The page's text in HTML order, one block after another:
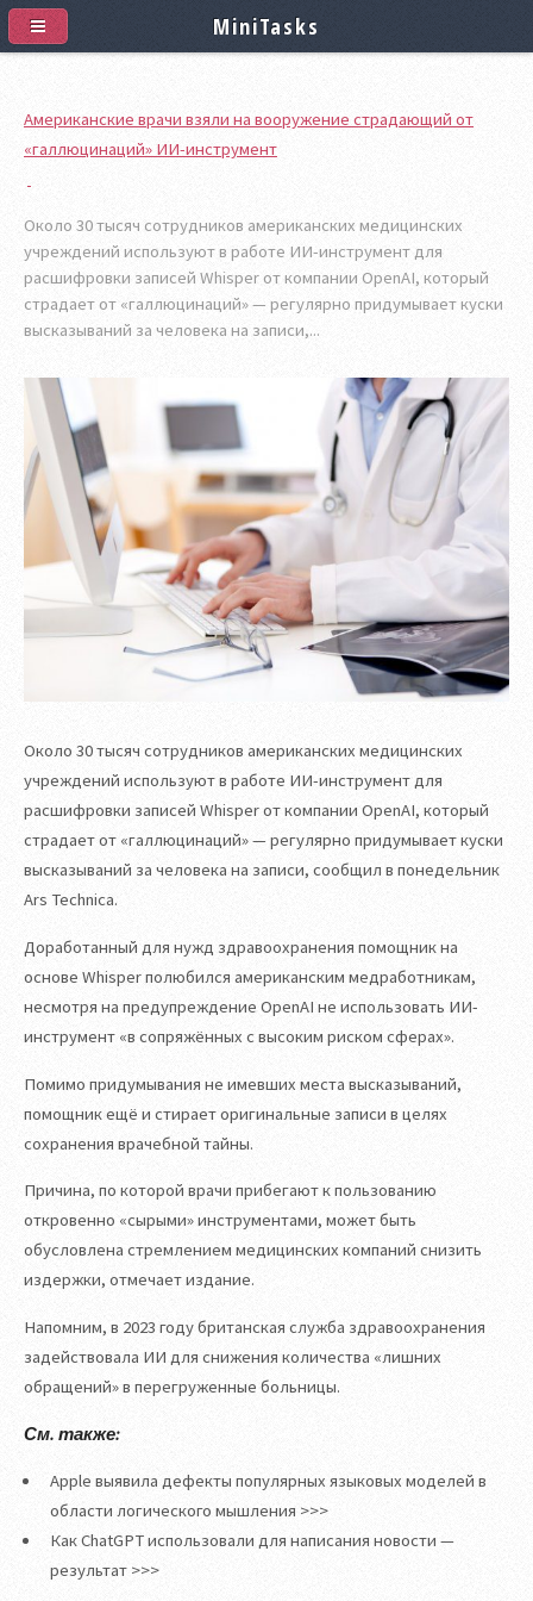
Американские врачи взяли на вооружение страдающий от
«галлюцинаций» ИИ-инструмент
Около 30 тысяч сотрудников американских медицинских
учреждений используют в работе ИИ-инструмент для
расшифровки записей Whisper от компании OpenAI, который
страдает от «галлюцинаций» — регулярно придумывает куски
высказываний за человека на записи,...
Около 30 тысяч сотрудников американских медицинских
учреждений используют в работе ИИ-инструмент для
расшифровки записей Whisper от компании OpenAI, который
страдает от «галлюцинаций» — регулярно придумывает куски
высказываний за человека на записи, сообщил в понедельник
Ars Technica.
Доработанный для нужд здравоохранения помощник на
основе Whisper полюбился американским медработникам,
несмотря на предупреждение OpenAI не использовать ИИ-
инструмент «в сопряжённых с высоким риском сферах».
Помимо придумывания не имевших места высказываний,
помощник ещё и стирает оригинальные записи в целях
сохранения врачебной тайны.
Причина, по которой врачи прибегают к пользованию
откровенно «сырыми» инструментами, может быть
обусловлена стремлением медицинских компаний снизить
издержки, отмечает издание.
Напомним, в 2023 году британская служба здравоохранения
задействовала ИИ для снижения количества «лишних
обращений» в перегруженные больницы.
См. также:
Apple выявила дефекты популярных языковых моделей в
области логического мышления >>>
Как ChatGPT использовали для написания новости —
результат >>>
MiniTasks